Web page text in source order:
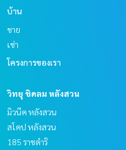
บ้าน
ขาย
เช่า
โครงการของเรา
วิทยุ ชิดลม หลังสวน
มิวนีค หลังสวน
สโคป หลังสวน
185 ราชดำริ